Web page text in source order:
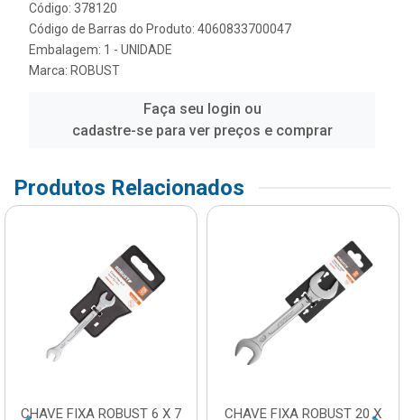
Código: 378120
Código de Barras do Produto: 4060833700047
Embalagem: 1 - UNIDADE
Marca: ROBUST
Faça seu login ou
cadastre-se para ver preços e comprar
Produtos Relacionados
CHAVE FIXA ROBUST 6 X 7
CHAVE FIXA ROBUST 20 X